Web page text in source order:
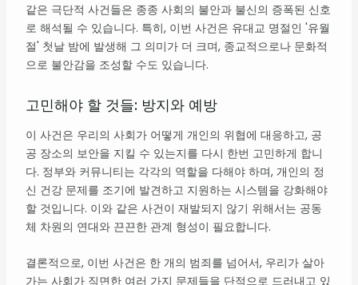
같은 극단적 사건들은 종종 사회의 불안과 불신의 증폭된 신호
로 해석될 수 있습니다. 특히, 이번 사건은 유대교 명절인 '유월
절' 첫날 밤에 발생해 그 의미가 더 크며, 종교적으로나 문화적
으로 불안감을 조성할 수도 있습니다.
고민해야 할 것들: 방지와 예방
이 사건은 우리의 사회가 어떻게 개인의 위협에 대응하고, 공
공 장소의 보안을 지킬 수 있는지를 다시 한번 고민하게 합니
다. 정부와 커뮤니티는 각각의 역할을 다해야 하며, 개인의 정
신 건강 문제를 조기에 발견하고 지원하는 시스템을 강화해야
할 것입니다. 이와 같은 사건이 재발되지 않기 위해서는 공동
체 차원의 연대와 끈끈한 관계 형성이 필요합니다.
결론적으로, 이번 사건은 한 개의 범죄를 넘어서, 우리가 살아
가는 사회가 직면한 여러 가지 문제들을 단적으로 드러내고 있